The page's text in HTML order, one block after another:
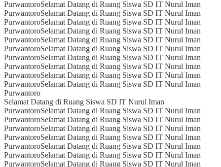
PurwantoroSelamat Datang di Ruang Siswa SD IT Nurul Iman
PurwantoroSelamat Datang di Ruang Siswa SD IT Nurul Iman
PurwantoroSelamat Datang di Ruang Siswa SD IT Nurul Iman
PurwantoroSelamat Datang di Ruang Siswa SD IT Nurul Iman
PurwantoroSelamat Datang di Ruang Siswa SD IT Nurul Iman
PurwantoroSelamat Datang di Ruang Siswa SD IT Nurul Iman
PurwantoroSelamat Datang di Ruang Siswa SD IT Nurul Iman
PurwantoroSelamat Datang di Ruang Siswa SD IT Nurul Iman
PurwantoroSelamat Datang di Ruang Siswa SD IT Nurul Iman
PurwantoroSelamat Datang di Ruang Siswa SD IT Nurul Iman
Purwantoro
Selamat Datang di Ruang Siswa SD IT Nurul Iman
PurwantoroSelamat Datang di Ruang Siswa SD IT Nurul Iman
PurwantoroSelamat Datang di Ruang Siswa SD IT Nurul Iman
PurwantoroSelamat Datang di Ruang Siswa SD IT Nurul Iman
PurwantoroSelamat Datang di Ruang Siswa SD IT Nurul Iman
PurwantoroSelamat Datang di Ruang Siswa SD IT Nurul Iman
PurwantoroSelamat Datang di Ruang Siswa SD IT Nurul Iman
PurwantoroSelamat Datang di Ruang Siswa SD IT Nurul Iman